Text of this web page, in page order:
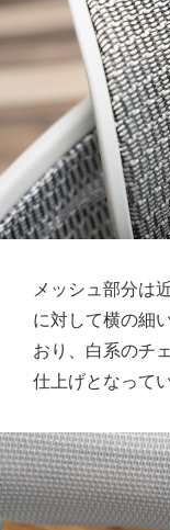
メッシュ部分は
に対して横の細
おり、白系のチ
仕上げとなって